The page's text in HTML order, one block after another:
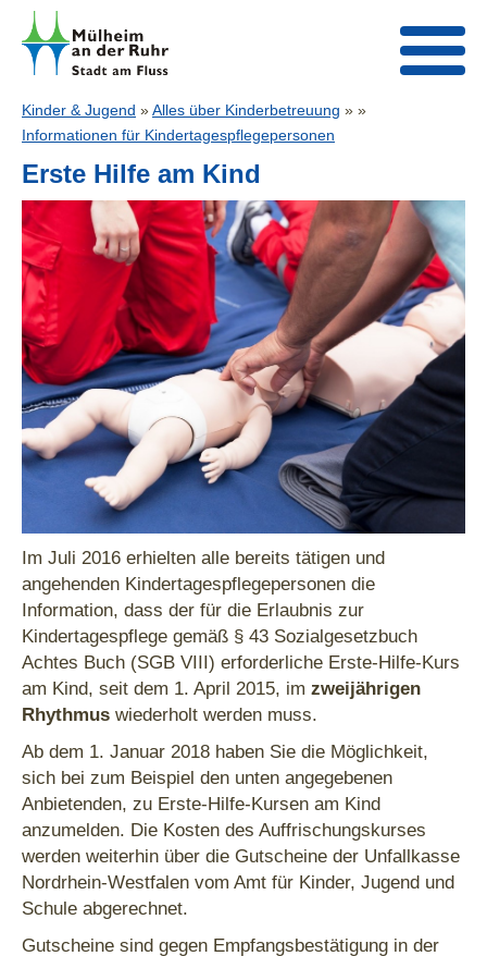
Kinder & Jugend »Alles über Kinderbetreuung » »
Informationen für Kindertagespflegepersonen
Erste Hilfe am Kind
Im Juli 2016 erhielten alle bereits tätigen und
angehenden Kindertagespflegepersonen die
Information, dass der für die Erlaubnis zur
Kindertagespflege gemäß § 43 Sozialgesetzbuch
Achtes Buch (SGB VIII) erforderliche Erste-Hilfe-Kurs
am Kind, seit dem 1. April 2015, im zweijährigen
Rhythmus wiederholt werden muss.
Ab dem 1. Januar 2018 haben Sie die Möglichkeit,
sich bei zum Beispiel den unten angegebenen
Anbietenden, zu Erste-Hilfe-Kursen am Kind
anzumelden. Die Kosten des Auffrischungskurses
werden weiterhin über die Gutscheine der Unfallkasse
Nordrhein-Westfalen vom Amt für Kinder, Jugend und
Schule abgerechnet.
Gutscheine sind gegen Empfangsbestätigung in der